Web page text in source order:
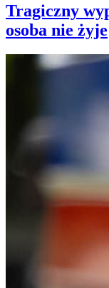
Tragiczny
osoba nie żyje